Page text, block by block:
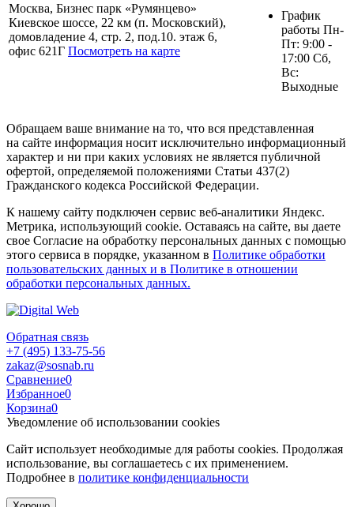
Москва, Бизнес парк «Румянцево»
Киевское шоссе, 22 км (п. Московский),
домовладение 4, стр. 2, под.10. этаж 6,
офис 621Г Посмотреть на карте
График
работы Пн-
Пт: 9:00 -
17:00 Сб,
Вс:
Выходные
Обращаем ваше внимание на то, что вся представленная
на сайте информация носит исключительно информационный
характер и ни при каких условиях не является публичной
офертой, определяемой положениями Статьи 437(2)
Гражданского кодекса Российской Федерации.
К нашему сайту подключен сервис веб-аналитики Яндекс.
Метрика, использующий cookie. Оставаясь на сайте, вы даете
свое Согласие на обработку персональных данных с помощью
этого сервиса в порядке, указанном в Политике обработки
пользовательских данных и в Политике в отношении
обработки персональных данных.
Обратная связь
+7 (495) 133-75-56
zakaz@sosnab.ru
Сравнение0
Избранное0
Корзина0
Уведомление об использовании cookies
Сайт использует необходимые для работы cookies. Продолжая
использование, вы соглашаетесь с их применением.
Подробнее в политике конфиденциальности